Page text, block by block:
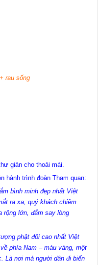
rau sống
giản cho thoải mái.
hành trình đoàn Tham quan:
bình minh đẹp nhất Việt
ra xa, quý khách chiêm
rộng lớn, đắm say lòng
phật đôi cao nhất Việt
phía Nam – màu vàng, một
Là nơi mà người dân đi biển